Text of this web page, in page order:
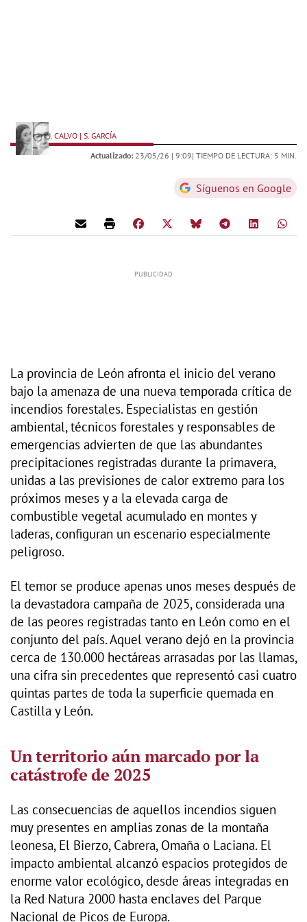
J. CALVO | S. GARCÍA
Actualizado: 23/05/26 | 9:09| TIEMPO DE LECTURA: 5 MIN.
Síguenos en Google
La provincia de León afronta el inicio del verano
bajo la amenaza de una nueva temporada crítica de
incendios forestales. Especialistas en gestión
ambiental, técnicos forestales y responsables de
emergencias advierten de que las abundantes
precipitaciones registradas durante la primavera,
unidas a las previsiones de calor extremo para los
próximos meses y a la elevada carga de
combustible vegetal acumulado en montes y
laderas, configuran un escenario especialmente
peligroso.
El temor se produce apenas unos meses después de
la devastadora campaña de 2025, considerada una
de las peores registradas tanto en León como en el
conjunto del país. Aquel verano dejó en la provincia
cerca de 130.000 hectáreas arrasadas por las llamas,
una cifra sin precedentes que representó casi cuatro
quintas partes de toda la superficie quemada en
Castilla y León.
Un territorio aún marcado por la
catástrofe de 2025
Las consecuencias de aquellos incendios siguen
muy presentes en amplias zonas de la montaña
leonesa, El Bierzo, Cabrera, Omaña o Laciana. El
impacto ambiental alcanzó espacios protegidos de
enorme valor ecológico, desde áreas integradas en
la Red Natura 2000 hasta enclaves del Parque
Nacional de Picos de Europa.